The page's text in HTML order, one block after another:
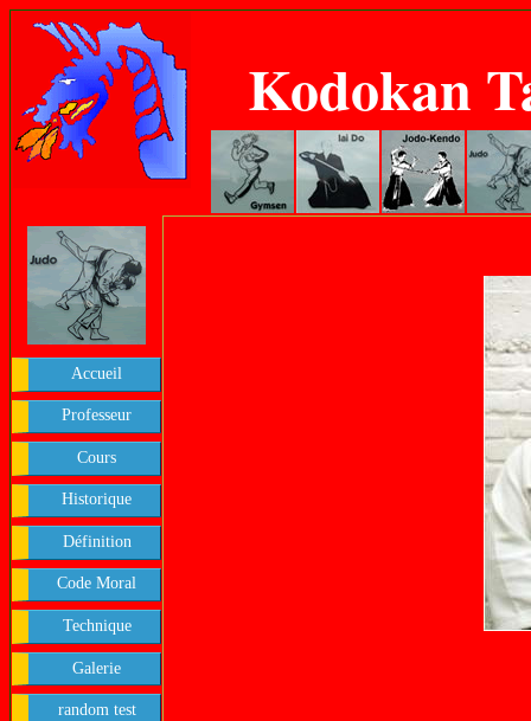
Kodokan
Accueil
Professeur
Cours
Historique
Définition
Code Moral
Technique
Galerie
random test